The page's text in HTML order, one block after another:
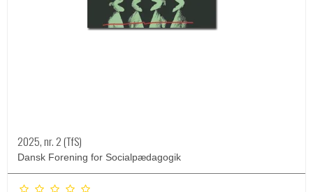
2025, nr. 2 (TfS)
Dansk Forening for Socialpædagogik